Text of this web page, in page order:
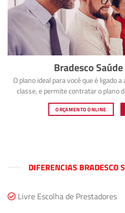
Bradesco
O plano ideal para você que é ligado
classe, e permite contratar o plano
ORÇAMENTO ONLINE
DIFERENCIAS BRADESCO
Livre Escolha de Prestadores